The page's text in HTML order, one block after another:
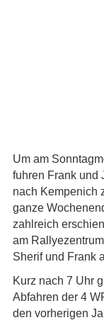
Um am
fuhren Frank und
nach Kempenich
ganze
zahlreich
am
Sherif und Frank
Kurz nach 7 Uhr
Abfahren der 4
den vorherigen